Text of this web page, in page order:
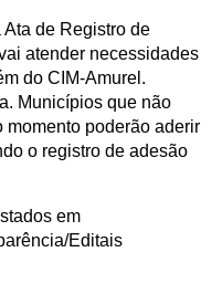
de Registro de
atender necessidades
do CIM-Amurel.
Municípios que não
momento poderão aderir
o registro de adesão
em
Editais